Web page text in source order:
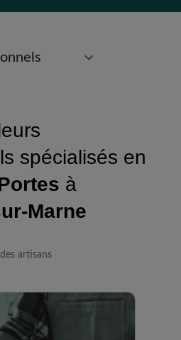
spécialisés en
à
Marne
artisans